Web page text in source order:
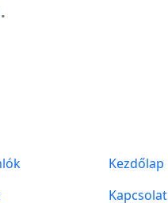
Kezdőlap
Kapcsolat